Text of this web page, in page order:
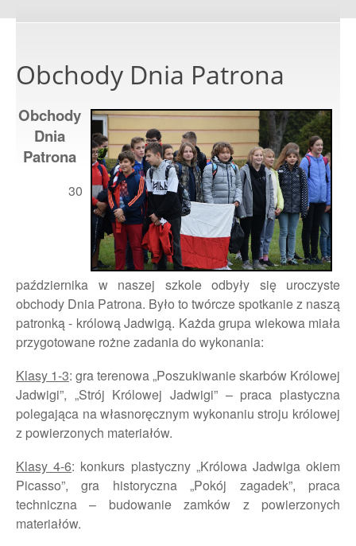
Obchody Dnia Patrona
Obchody
Dnia
Patrona
30
października w naszej szkole odbyły się uroczyste
obchody Dnia Patrona. Było to twórcze spotkanie z naszą
patronką - królową Jadwigą. Każda grupa wiekowa miała
przygotowane rożne zadania do wykonania:
Klasy 1-3: gra terenowa „Poszukiwanie skarbów Królowej
Jadwigi”, „Strój Królowej Jadwigi” – praca plastyczna
polegająca na własnoręcznym wykonaniu stroju królowej
z powierzonych materiałów.
Klasy 4-6: konkurs plastyczny „Królowa Jadwiga okiem
Picasso”, gra historyczna „Pokój zagadek”, praca
techniczna – budowanie zamków z powierzonych
materiałów.